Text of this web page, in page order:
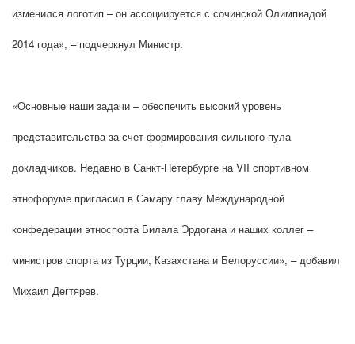
изменился логотип – он ассоциируется с сочинской Олимпиадой
2014 года», – подчеркнул Министр.
«Основные наши задачи – обеспечить высокий уровень
представительства за счет формирования сильного пула
докладчиков. Недавно в Санкт-Петербурге на VII спортивном
этнофоруме пригласил в Самару главу Международной
конфедерации этноспорта Билала Эрдогана и наших коллег –
министров спорта из Турции, Казахстана и Белоруссии», – добавил
Михаил Дегтярев.